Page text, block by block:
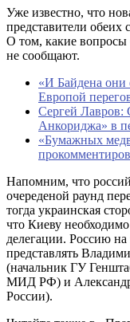
Уже известно, что
представители обеих
О том, какие вопросы
не сообщают.
«И Байдена они
Европой
Сергей
Анкориджа» в
«Бумажных
Напомним, что
очереденой раунд
тогда украинская
что Киеву
делегации. Россию на
представлять
(начальник ГУ
МИД РФ) и
России).